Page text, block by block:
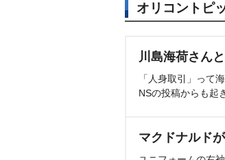
オリコントピ
川島海荷さん
「人身取引」って
NSの投稿からも起
マクドナルド